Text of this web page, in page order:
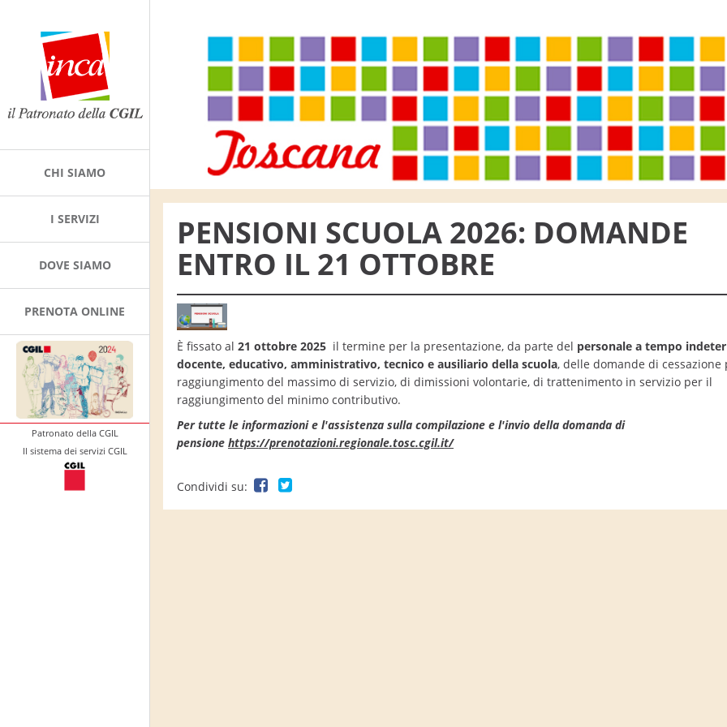
CHI SIAMO
I SERVIZI
DOVE SIAMO
PRENOTA ONLINE
Patronato della CGIL
Il sistema dei servizi CGIL
PENSIONI SCUOLA 2026: DOMANDE
ENTRO IL 21 OTTOBRE
È fissato al 21 ottobre 2025 il termine per la presentazione, da parte del personale a tempo
docente, educativo, amministrativo, tecnico e ausiliario della scuola, delle domande di cessazione
raggiungimento del massimo di servizio, di dimissioni volontarie, di trattenimento in servizio per il
raggiungimento del minimo contributivo.
Per tutte le informazioni e l'assistenza sulla compilazione e l'invio della domanda di
pensione https://prenotazioni.regionale.tosc.cgil.it/
Condividi su: